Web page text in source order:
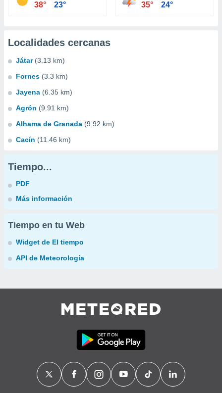
38° 23° 35° 24°
Localidades cercanas
Játar (3.13 km)
Fornes (3.3 km)
Jayena (6.35 km)
Agrón (9.91 km)
Alhama de Granada (9.92 km)
Cacín (11.46 km)
Tiempo...
PDF
Más información
Tiempo en tu Web
Widget de El tiempo
API de Meteorología